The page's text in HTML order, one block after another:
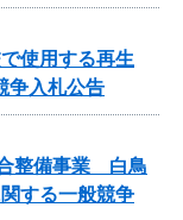
使用する再生
争入札公告
合整備事業 白鳥
する一般競争